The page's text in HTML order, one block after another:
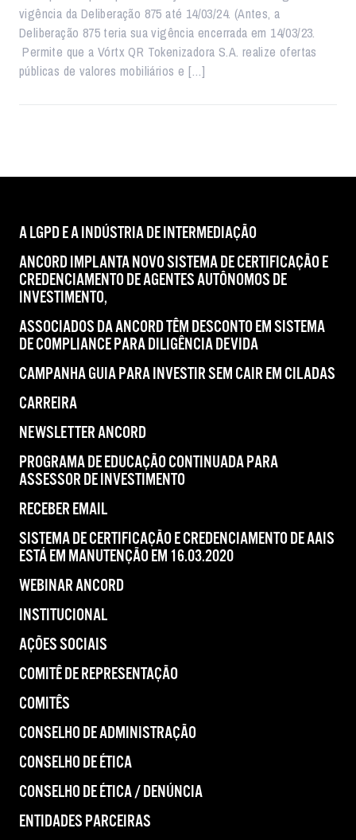
vigência da Deliberação 875 até 14/03/24. (Antes, a
Deliberação 875 teria sua vigência encerrada em 14/03/23.
Permite que a Vórtx QR Tokenizadora S.A. realize ofertas
públicas de valores mobiliários e […]
A LGPD E A INDÚSTRIA DE INTERMEDIAÇÃO
ANCORD IMPLANTA NOVO SISTEMA DE CERTIFICAÇÃO E
CREDENCIAMENTO DE AGENTES AUTÔNOMOS DE
INVESTIMENTO,
ASSOCIADOS DA ANCORD TÊM DESCONTO EM SISTEMA
DE COMPLIANCE PARA DILIGÊNCIA DEVIDA
CAMPANHA GUIA PARA INVESTIR SEM CAIR EM CILADAS
CARREIRA
NEWSLETTER ANCORD
PROGRAMA DE EDUCAÇÃO CONTINUADA PARA
ASSESSOR DE INVESTIMENTO
RECEBER EMAIL
SISTEMA DE CERTIFICAÇÃO E CREDENCIAMENTO DE AAIS
ESTÁ EM MANUTENÇÃO EM 16.03.2020
WEBINAR ANCORD
INSTITUCIONAL
AÇÕES SOCIAIS
COMITÊ DE REPRESENTAÇÃO
COMITÊS
CONSELHO DE ADMINISTRAÇÃO
CONSELHO DE ÉTICA
CONSELHO DE ÉTICA / DENÚNCIA
ENTIDADES PARCEIRAS